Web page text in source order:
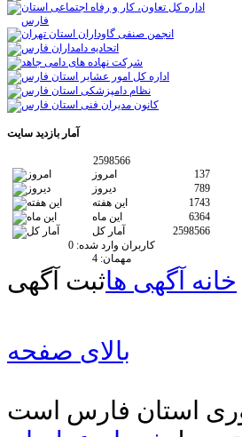
آمار بازدید سایت
2598566
امروز
137
دیروز
789
این هفته
1743
این ماه
6364
آمار کل
2598566
کاربران وارد شده: 0
مهمان: 4
خانه آگهی هاثبت آگهی
بالای صفحه
استان فارس است